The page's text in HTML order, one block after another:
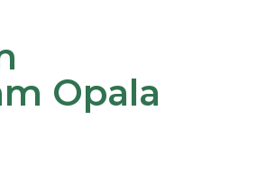
Opala